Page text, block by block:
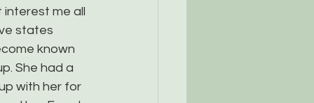
interest me all
states
known
She had a
with her for